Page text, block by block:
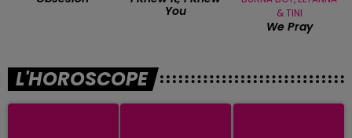
You
& TINI
We Pray
L'HOROSCOPE